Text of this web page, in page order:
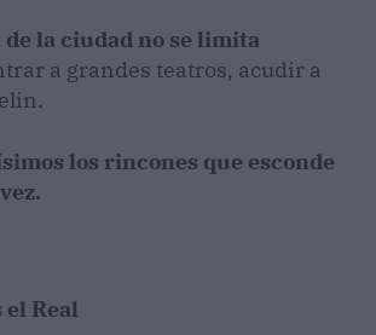
la ciudad no se limita
a grandes teatros, acudir a
los rincones que esconde
Real